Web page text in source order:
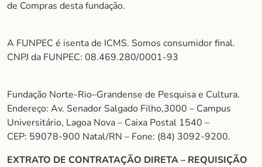
de Compras desta fundação.
A FUNPEC é isenta de ICMS. Somos consumidor final.
CNPJ da FUNPEC: 08.469.280/0001-93
Fundação Norte-Rio–Grandense de Pesquisa e Cultura.
Endereço: Av. Senador Salgado Filho,3000 – Campus
Universitário, Lagoa Nova – Caixa Postal 1540 –
CEP: 59078-900 Natal/RN – Fone: (84) 3092-9200.
EXTRATO DE CONTRATAÇÃO DIRETA – REQUISIÇÃO